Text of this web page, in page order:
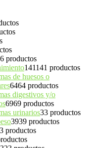
productos
141141 productos
de huesos o
6464 productos
digestivos y/o
6969 productos
urinarios33 productos
3939 productos
productos